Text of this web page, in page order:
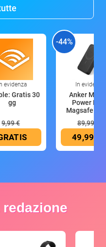
evidenza
Gratis 30
gg
9,99 €
-44%
In evidenza
Anker
Power
Magsafe
89,99 €
49,99 €